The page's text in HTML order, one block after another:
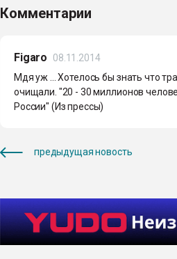
Комментарии
Figaro
08.11.2014
Мдя уж ... Хотелось бы знать что
очищали. "20 - 30 миллионов
России" (Из прессы)
предыдущая новость